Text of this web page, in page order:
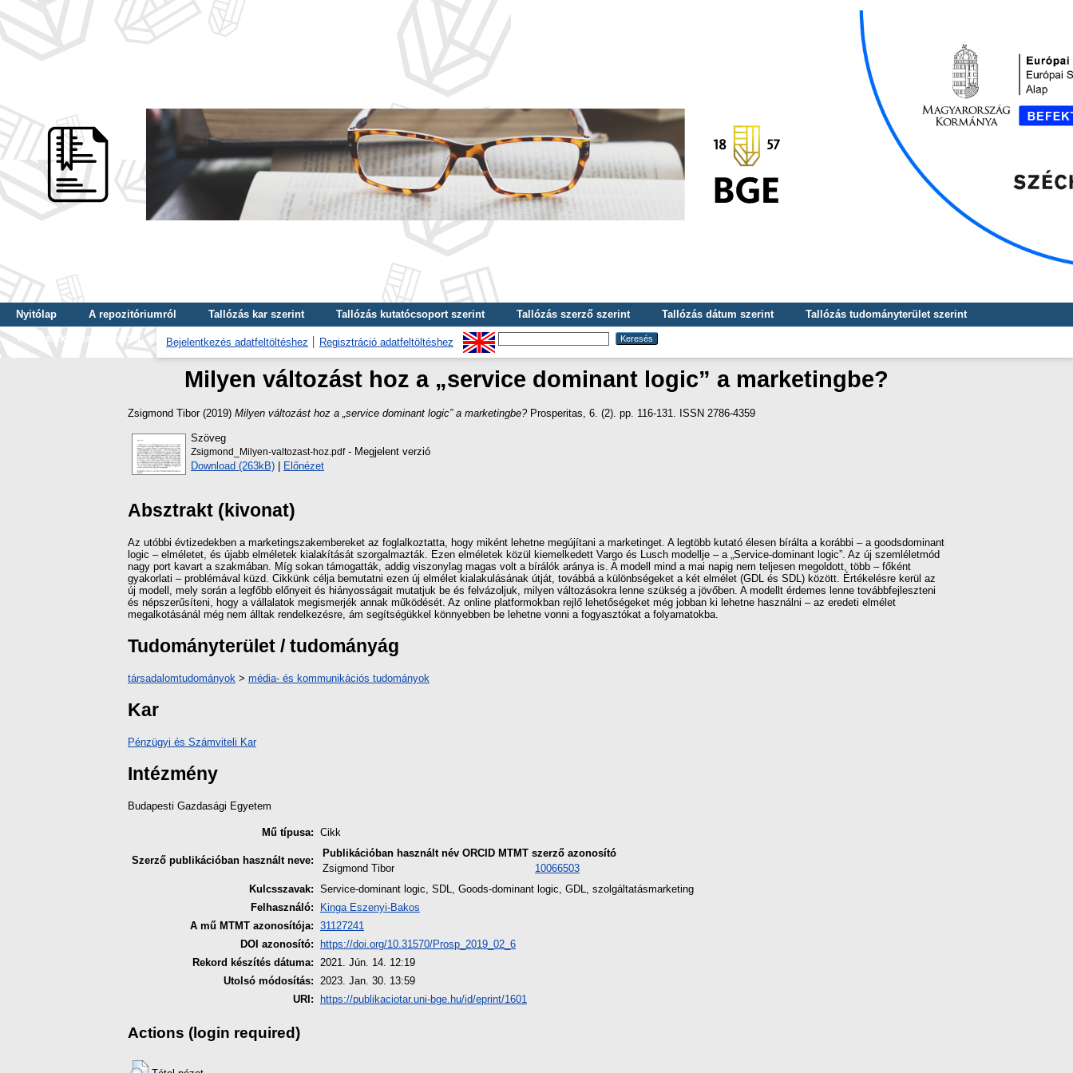
Nyitólap A repozitóriumról Tallózás kar szerint Tallózás kutatócsoport szerint Tallózás szerző szerint Tallózás dátum szerint
Tallózás tudományterület szerint
Tallózás kulcsszó szerint
Bejelentkezés adatfeltöltéshez Regisztráció adatfeltöltéshez
Milyen változást hoz a „service dominant logic” a marketingbe?
Zsigmond Tibor(2019) Milyen változást hoz a „service dominant logic” a marketingbe?Prosperitas, 6. (2). pp. 116-131. ISSN 2786-4359
Szöveg
Zsigmond_Milyen-valtozast-hoz.pdf- Megjelent verzió
Download (263kB) | Előnézet
Absztrakt (kivonat)
Az utóbbi évtizedekben a marketingszakembereket az foglalkoztatta, hogy miként lehetne megújítani a marketinget. A legtöbb kutató élesen bírálta a korábbi – a goodsdominant
logic – elméletet, és újabb elméletek kialakítását szorgalmazták. Ezen elméletek közül kiemelkedett Vargo és Lusch modellje – a „Service-dominant logic”. Az új szemléletmód
nagy port kavart a szakmában. Míg sokan támogatták, addig viszonylag magas volt a bírálók aránya is. A modell mind a mai napig nem teljesen megoldott, több – főként
gyakorlati – problémával küzd. Cikkünk célja bemutatni ezen új elmélet kialakulásának útját, továbbá a különbségeket a két elmélet (GDL és SDL) között. Értékelésre kerül az
új modell, mely során a legfőbb előnyeit és hiányosságait mutatjuk be és felvázoljuk, milyen változásokra lenne szükség a jövőben. A modellt érdemes lenne továbbfejleszteni
és népszerűsíteni, hogy a vállalatok megismerjék annak működését. Az online platformokban rejlő lehetőségeket még jobban ki lehetne használni – az eredeti elmélet
megalkotásánál még nem álltak rendelkezésre, ám segítségükkel könnyebben be lehetne vonni a fogyasztókat a folyamatokba.
Tudományterület / tudományág
társadalomtudományok > média- és kommunikációs tudományok
Kar
Pénzügyi és Számviteli Kar
Intézmény
Budapesti Gazdasági Egyetem
Mű típusa: Cikk
Szerző publikációban használt neve:
Publikációban használt név ORCID MTMT szerző azonosító
Zsigmond Tibor
10066503
Kulcsszavak: Service-dominant logic, SDL, Goods-dominant logic, GDL, szolgáltatásmarketing
Felhasználó:
Kinga Eszenyi-Bakos
A mű MTMT azonosítója: 31127241
DOI azonosító:
https://doi.org/10.31570/Prosp_2019_02_6
Rekord készítés dátuma: 2021. Jún. 14. 12:19
Utolsó módosítás: 2023. Jan. 30. 13:59
URI:
https://publikaciotar.uni-bge.hu/id/eprint/1601
Actions (login required)